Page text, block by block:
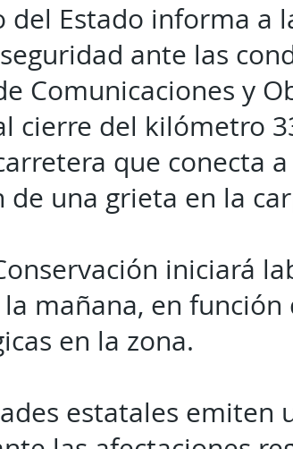
del Estado informa a
ante las
Comunicaciones y
cierre del kilómetro
que conecta
de una grieta en la
iniciará
mañana, en función
en la zona.
estatales emiten